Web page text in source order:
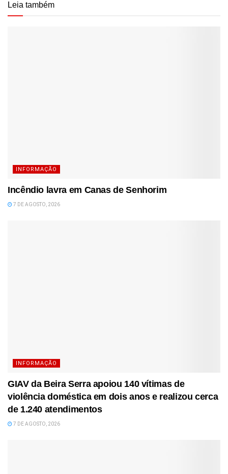
Leia também
INFORMAÇÃO
Incêndio lavra em Canas de Senhorim
7 DE AGOSTO, 2026
INFORMAÇÃO
GIAV da Beira Serra apoiou 140 vítimas de
violência doméstica em dois anos e realizou cerca
de 1.240 atendimentos
7 DE AGOSTO, 2026